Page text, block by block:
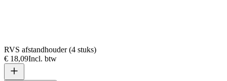
RVS afstandhouder (4 stuks)
€ 18,09Incl. btw